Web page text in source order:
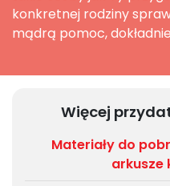
konkretnej rodziny
mądrą pomoc,
Więcej
Materiały do
arkusze